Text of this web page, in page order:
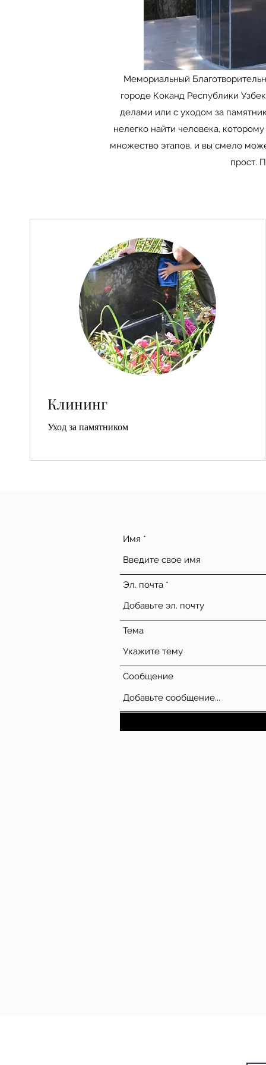
Мемориальный
городе Коканд Республики
делами или с уходом за
нелегко найти человека,
множество этапов, и вы смело
прост.
Клининг
Уход за памятником
Имя
Эл. почта
Тема
Сообщение